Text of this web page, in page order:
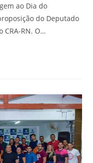
ao Dia do
do Deputado
CRA-RN. O…